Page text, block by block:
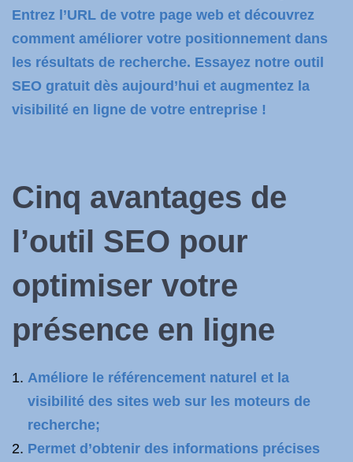
Entrez l’URL de votre page web et découvrez
comment améliorer votre positionnement dans
les résultats de recherche. Essayez notre outil
SEO gratuit dès aujourd’hui et augmentez la
visibilité en ligne de votre entreprise !
Cinq avantages de
l’outil SEO pour
optimiser votre
présence en ligne
Améliore le référencement naturel et la
visibilité des sites web sur les moteurs de
recherche;
Permet d’obtenir des informations précises